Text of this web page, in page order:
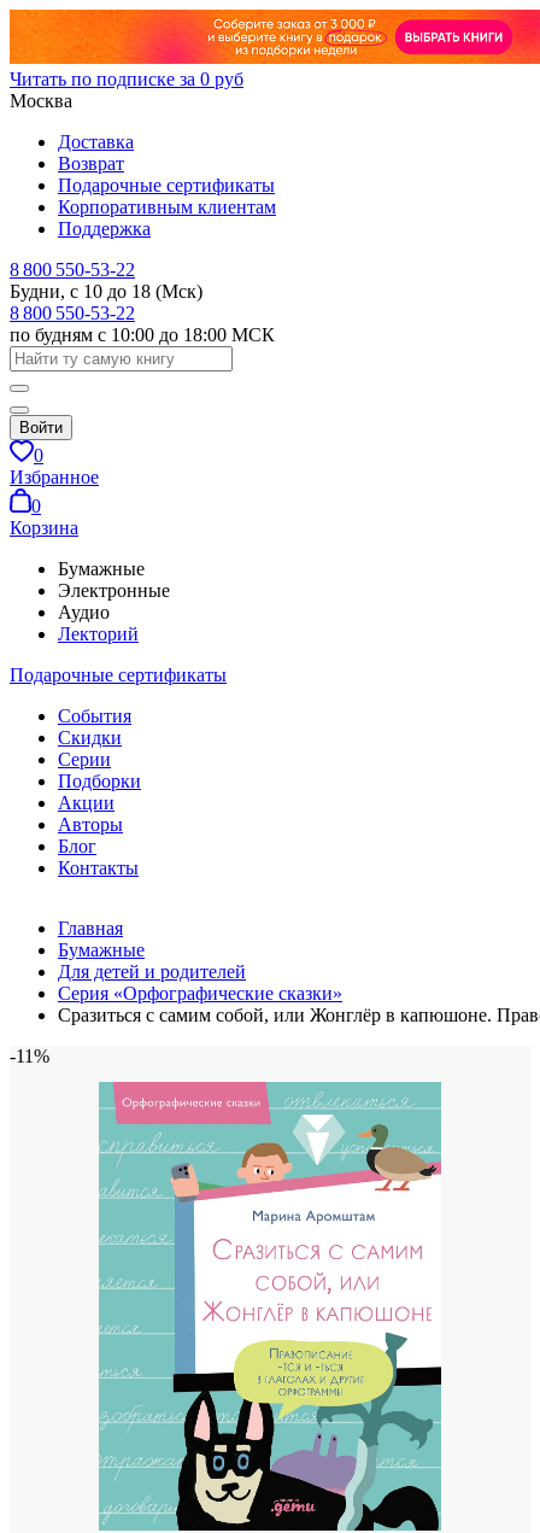
Читать по подписке за 0 руб
Москва
Доставка
Возврат
Подарочные сертификаты
Корпоративным клиентам
Поддержка
8 800 550-53-22
Будни, с 10 до 18 (Мск)
8 800 550-53-22
по будням с 10:00 до 18:00 МСК
Войти
0
Избранное
0
Корзина
Бумажные
Электронные
Аудио
Лекторий
Подарочные сертификаты
События
Скидки
Серии
Подборки
Акции
Авторы
Блог
Контакты
Главная
Бумажные
Для детей и родителей
Серия «Орфографические сказки»
Сразиться с самим собой, или Жонглёр в капюшоне.
-11%